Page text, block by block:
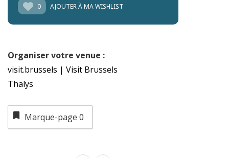
0
AJOUTER À MA WISHLIST
Organiser votre venue :
visit.brussels | Visit Brussels
Thalys
Marque-page 0